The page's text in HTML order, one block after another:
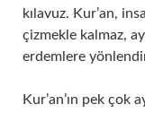
kılavuz. Kur’an,
çizmekle kalmaz,
erdemlere
Kur’an’ın pek çok